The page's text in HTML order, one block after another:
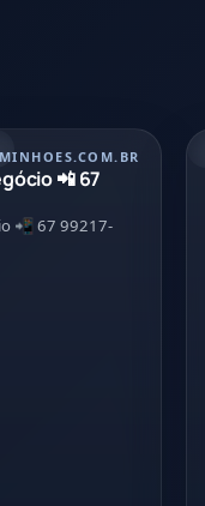
📲 67
📲 67 99217-